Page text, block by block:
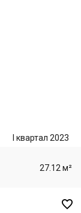
I квартал 2023
27.12 м²
